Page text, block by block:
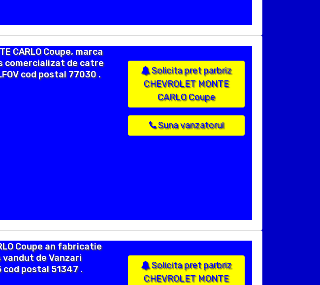
CARLO Coupe, marca
comercializat de catre
cod postal 77030 .
Solicita pret parbriz
CHEVROLET MONTE
CARLO Coupe
Suna vanzatorul
Coupe an fabricatie
vandut de Vanzari
cod postal 51347 .
Solicita pret parbriz
CHEVROLET MONTE